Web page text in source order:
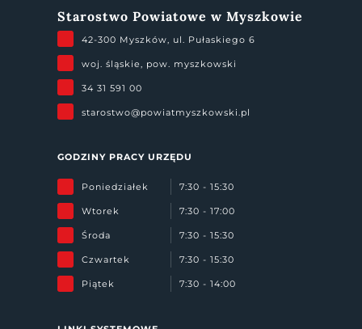
Starostwo Powiatowe w Myszkowie
42-300 Myszków, ul. Pułaskiego 6
woj. śląskie, pow. myszkowski
34 31 591 00
starostwo@powiatmyszkowski.pl
GODZINY PRACY URZĘDU
Poniedziałek 7:30 - 15:30
Wtorek 7:30 - 17:00
Środa 7:30 - 15:30
Czwartek 7:30 - 15:30
Piątek 7:30 - 14:00